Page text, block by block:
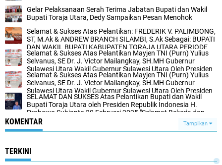
Gelar Pelaksanaan Serah Terima Jabatan Bupati dan Wakil
Bupati Toraja Utara, Dedy Sampaikan Pesan Menohok
Selamat & Sukses Atas Pelantikan: FREDERIK V. PALIMBONG,
ST, M.Ak & ANDREW BRANCH SILAMBI, S.Ak Sebagai: BUPATI
DAN WAKIL BUPATI KABUPATEN TORAJA UTARA PERIODE
2025-2030 Jakarta, 20 Februari 2025
Selamat & Sukses Atas Pelantikan Mayjen TNI (Purn) Yulius
Selvanus, SE Dr. J. Victor Mailangkay, SH.ΜΗ Gubernur
Sulawesi Utara Wakil Gubernur Sulawesi Utara Oleh Presiden
Republik Indonesia H. Prabowo Subianto Jakarta, 20 Februari
2025
Selamat & Sukses Atas Pelantikan Mayjen TNI (Purn) Yulius
Selvanus, SE Dr. J. Victor Mailangkay, SH.ΜΗ Gubernur
Sulawesi Utara Wakil Gubernur Sulawesi Utara Oleh Presiden
Republik Indonesia H. Prabowo Subianto Jakarta, 20 Februari
2025
SELAMAT DAN SUKSES Atas Pelantikan Bupati dan Wakil
Bupati Toraja Utara oleh Presiden Republik Indonesia H.
Prabowo Subianto 20 Februari 2025 "Selamat Bekerja dan
Melayani Untuk Masyarakat Toraja"
KOMENTAR Tampilkan
TERKINI